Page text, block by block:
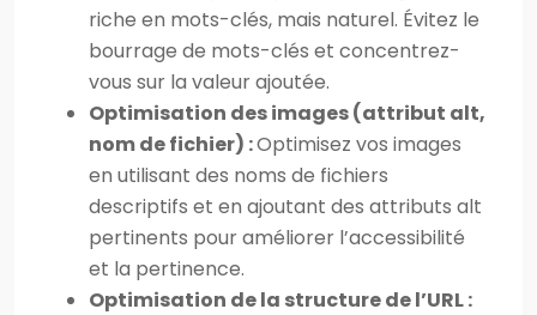
riche en mots-clés, mais naturel. Évitez le
bourrage de mots-clés et concentrez-
vous sur la valeur ajoutée.
Optimisation des images (attribut alt,
nom de fichier) :Optimisez vos images
en utilisant des noms de fichiers
descriptifs et en ajoutant des attributs alt
pertinents pour améliorer l’accessibilité
et la pertinence.
Optimisation de la structure de l’URL :